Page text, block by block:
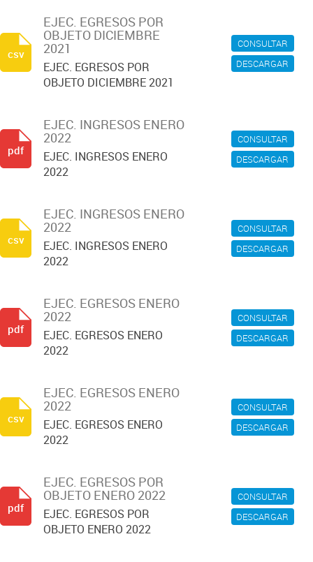
CONSULTAR
DESCARGAR
EJEC. EGRESOS POR
OBJETO DICIEMBRE
2021
EJEC. EGRESOS POR
OBJETO DICIEMBRE 2021
csv
CONSULTAR
DESCARGAR
EJEC. INGRESOS ENERO
2022
EJEC. INGRESOS ENERO
2022
pdf
CONSULTAR
DESCARGAR
EJEC. INGRESOS ENERO
2022
EJEC. INGRESOS ENERO
2022
csv
CONSULTAR
DESCARGAR
EJEC. EGRESOS ENERO
2022
EJEC. EGRESOS ENERO
2022
pdf
CONSULTAR
DESCARGAR
EJEC. EGRESOS ENERO
2022
EJEC. EGRESOS ENERO
2022
csv
CONSULTAR
DESCARGAR
EJEC. EGRESOS POR
OBJETO ENERO 2022
EJEC. EGRESOS POR
OBJETO ENERO 2022
pdf